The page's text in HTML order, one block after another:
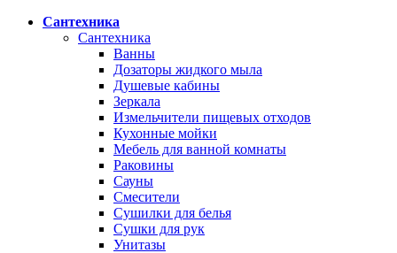
Сантехника
Сантехника
Ванны
Дозаторы жидкого мыла
Душевые кабины
Зеркала
Измельчители пищевых отходов
Кухонные мойки
Мебель для ванной комнаты
Раковины
Сауны
Смесители
Сушилки для белья
Сушки для рук
Унитазы